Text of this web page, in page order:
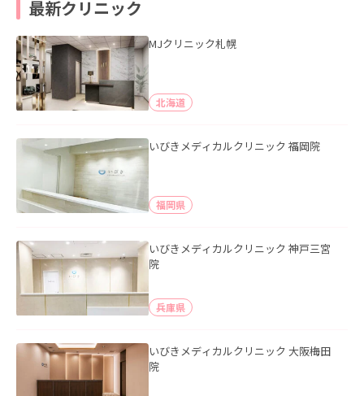
最新クリニック
MJクリニック札幌
北海道
いびきメディカルクリニック 福岡院
福岡県
いびきメディカルクリニック 神戸三宮
院
兵庫県
いびきメディカルクリニック 大阪梅田
院